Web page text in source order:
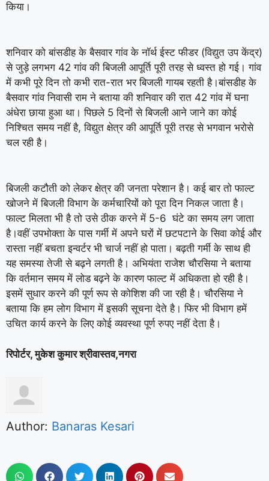
किया।
शनिवार को बांसडीह के बैसवार गांव के नॉर्थ ईस्ट फीडर (विद्युत उप केंद्र)
से जुड़े लगभग 42 गांव की बिजली आपूर्ति पूरी तरह से ध्वस्त हो गई। गांव
में कभी पूरे दिन तो कभी रात-रात भर बिजली गायब रहती है।बांसडीह के
बैसवार गांव निवासी राम ने बताया की शनिवार की रात 42 गांव में घना
अंधेरा छाया हुआ था। पिछले 5 दिनों से बिजली आने जाने का कोई
निश्चित समय नहीं है, विद्युत क्षेत्र की आपूर्ति पूरी तरह से भगवान भरोसे
चल रही है।
बिजली कटौती को लेकर क्षेत्र की जनता परेशान है। कई बार तो फाल्ट
खोजने में बिजली विभाग के कर्मचारियों को पूरा दिन निकल जाता है।
फाल्ट मिलता भी है तो उसे ठीक करने में 5-6 घंटे का समय लग जाता
है।वहीं उपभोक्ता के पास गर्मी में अपने घरों में छटपटाने के सिवा कोई और
रास्ता नहीं बचता इन्वर्टर भी चार्ज नहीं हो पाता। बढ़ती गर्मी के साथ ही
यह समस्या तेजी से बढ़ने लगती है। अभियंता राजेश चौरसिया ने बताया
कि वर्तमान समय में लोड बढ़ने के कारण फाल्ट में अधिकता हो रही है।
इसमें सुधार करने की पूर्ण रूप से कोशिश की जा रही है। चौरसिया ने
बताया कि हम लोग विभाग में इसकी सूचना देते है। फिर भी विभाग हमें
उचित कार्य करने के लिए कोई व्यवस्था पूर्ण रुपए नहीं देता है।
रिपोर्टर, मुकेश कुमार श्रीवास्तव,नगरा
Author: Banaras Kesari